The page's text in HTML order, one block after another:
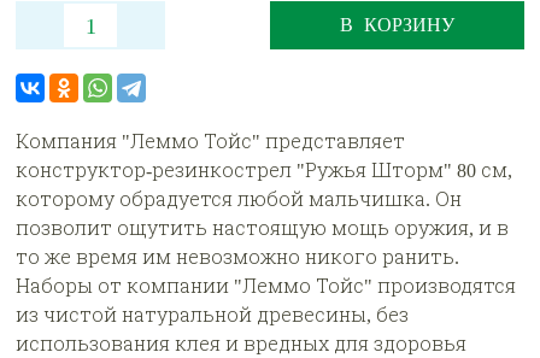
В КОРЗИНУ
Компания "Леммо Тойс" представляет
конструктор-резинкострел "Ружья Шторм" 80 см,
которому обрадуется любой мальчишка. Он
позволит ощутить настоящую мощь оружия, и в
то же время им невозможно никого ранить.
Наборы от компании "Леммо Тойс" производятся
из чистой натуральной древесины, без
использования клея и вредных для здоровья